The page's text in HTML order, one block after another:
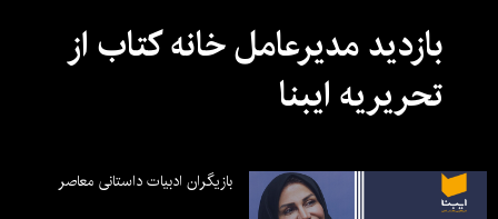
بازدید مدیرعامل خانه کتاب از
تحریریه ایبنا
بازیگران ادبیات داستانی معاصر